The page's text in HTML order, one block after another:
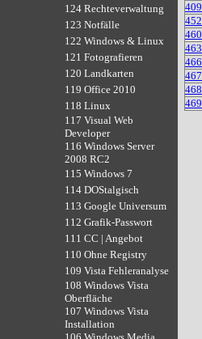
124 Rechteverwaltung
123 Notfälle
122 Windows & Linux
121 Fotografieren
120 Landkarten
119 Office 2010
118 Linux
117 Visual Web
Developer
116 Windows Server
2008 RC2
115 Windows 7
114 DOStalgisch
113 Google Universum
112 Grafik-Passwort
111 CC | Angebot
110 Ohne Registry
109 Vista Fehleranalyse
108 Windows Vista
Oberfläche
107 Windows Vista
Installation
409
452
460
463
466
467
468
469